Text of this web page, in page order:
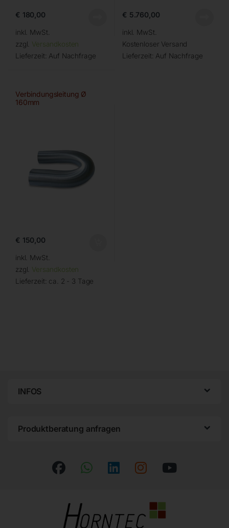
€ 180,00
inkl. MwSt.
zzgl. Versandkosten
Lieferzeit: Auf Nachfrage
€ 5.760,00
inkl. MwSt.
Kostenloser Versand
Lieferzeit: Auf Nachfrage
Verbindungsleitung Ø
160mm
€ 150,00
inkl. MwSt.
zzgl. Versandkosten
Lieferzeit: ca. 2 - 3 Tage
INFOS
Produktberatung anfragen